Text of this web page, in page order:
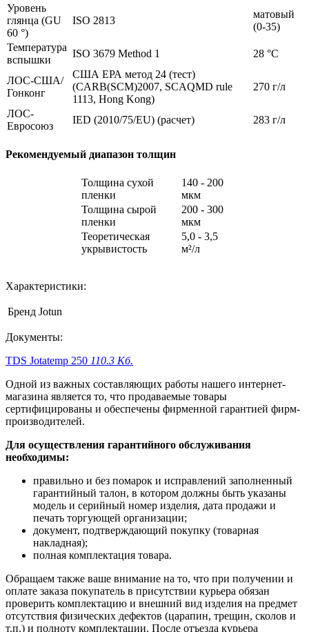
Уровень
глянца (GU
60 °)
ISO 2813
матовый
(0-35)
Температура
вспышки
ISO 3679 Method 1 28 °C
ЛОС-США/
Гонконг
США ЕРА метод 24 (тест)
(CARB(SCM)2007, SCAQMD rule
1113, Hong Kong)
270 г/л
ЛОС-
Евросоюз
IED (2010/75/EU) (расчет) 283 г/л
Рекомендуемый диапазон толщин
Толщина сухой
пленки
140 - 200
мкм
Толщина сырой
пленки
200 - 300
мкм
Теоретическая
укрывистость
5,0 - 3,5
м²/л
Характеристики:
Бренд Jotun
Документы:
TDS Jotatemp 250 110.3 Кб.
Одной из важных составляющих работы нашего интернет-
магазина является то, что продаваемые товары
сертифицированы и обеспечены фирменной гарантией фирм-
производителей.
Для осуществления гарантийного обслуживания
необходимы:
правильно и без помарок и исправлений заполненный
гарантийный талон, в котором должны быть указаны
модель и серийный номер изделия, дата продажи и
печать торгующей организации;
документ, подтверждающий покупку (товарная
накладная);
полная комплектация товара.
Обращаем также ваше внимание на то, что при получении и
оплате заказа покупатель в присутствии курьера обязан
проверить комплектацию и внешний вид изделия на предмет
отсутствия физических дефектов (царапин, трещин, сколов и
т.п.) и полноту комплектации. После отъезда курьера